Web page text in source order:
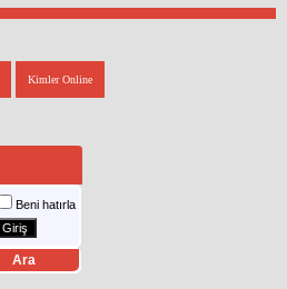
Kimler Online
Beni hatırla
Ara